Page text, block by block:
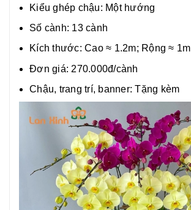
Kiểu ghép chậu: Một hướng
Số cành: 13 cành
Kích thước: Cao ≈ 1.2m; Rộng ≈ 1m
Đơn giá: 270.000đ/cành
Chậu, trang trí, banner: Tặng kèm